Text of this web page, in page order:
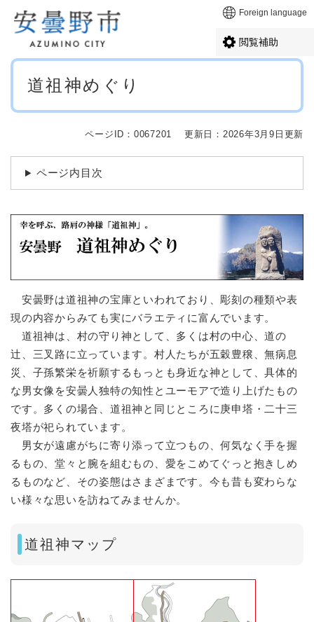
メニューを飛ばして本文へ Foreign language
閲覧補助
本
道祖神めぐり
ページID：0067201 更新日：2026年3月9日更新
ページ内目次
安曇野は道祖神の宝庫といわれており、彫刻の種類や表
現の内容からみても実にバラエティに富んでいます。
道祖神は、村の守り神として、多くは村の中心、道の
辻、三叉路に立っています。村人たちが五穀豊穣、無病息
災、子孫繁栄を祈願するもっとも身近な神として、具体的
な男女像を安曇人独特の知性とユーモアで造り上げたもの
です。多くの場合、道祖神と同じところに庚申塔・二十三
夜塔が祀られています。
男女が遠慮がちに寄り添って立つもの、何気なく手を握
るもの、堂々と腕を組むもの、愛をこめてぐっと抱きしめ
るものなど、その姿態はさまざまです。今も昔も変わらな
い様々な思いを訪ねてみませんか。
道祖神マップ